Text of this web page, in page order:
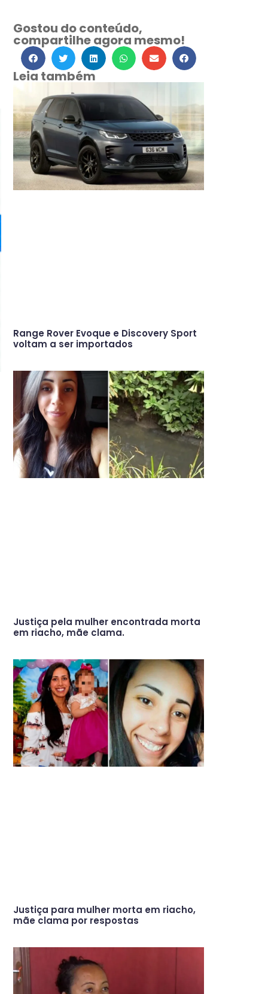
Gostou do conteúdo,
compartilhe agora mesmo!
Leia também
Range Rover Evoque e Discovery Sport
voltam a ser importados
Justiça pela mulher encontrada morta
em riacho, mãe clama.
Justiça para mulher morta em riacho,
mãe clama por respostas